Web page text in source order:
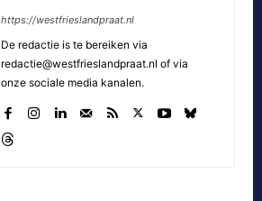
https://westfrieslandpraat.nl
De redactie is te bereiken via
redactie@westfrieslandpraat.nl of via
onze sociale media kanalen.